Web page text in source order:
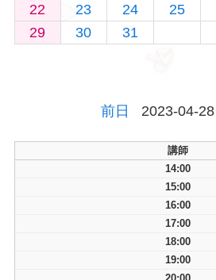
22
23 24 25
29
30 31
前日 2023-04-28
講師
14:00
15:00
16:00
17:00
18:00
19:00